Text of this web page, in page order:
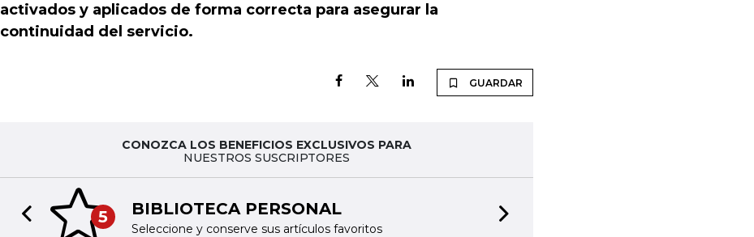
activados y aplicados de forma correcta para asegurar la
continuidad del servicio.
GUARDAR
CONOZCA LOS BENEFICIOS EXCLUSIVOS PARA
NUESTROS SUSCRIPTORES
5 BIBLIOTECA PERSONAL
Seleccione y conserve sus artículos favoritos
Previous slide